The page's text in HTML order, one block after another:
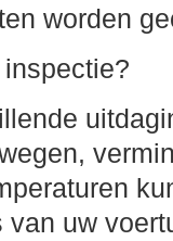
worden
uw